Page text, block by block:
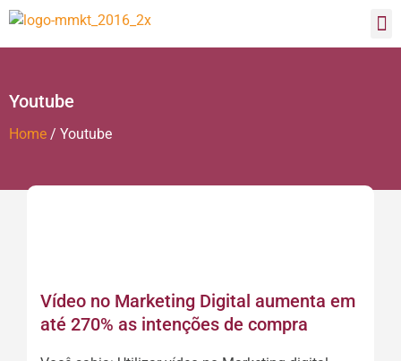
Youtube
Home / Youtube
Vídeo no Marketing Digital aumenta em
até 270% as intenções de compra